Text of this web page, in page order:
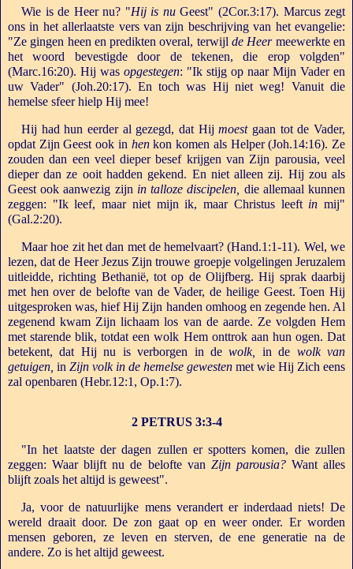
Wie is de Heer nu? "Hij is nuGeest" (2Cor.3:17). Marcus zegt
ons in het allerlaatste vers van zijn beschrijving van het evangelie:
"Ze gingen heen en predikten overal, terwijlde Heermeewerkte en
het woord bevestigde door de tekenen, die erop volgden"
(Marc.16:20). Hij was opgestegen: "Ik stijg op naar Mijn Vader en
uw Vader" (Joh.20:17). En toch was Hij niet weg! Vanuit die
hemelse sfeer hielp Hij mee!
Hij had hun eerder al gezegd, dat Hijmoestgaan tot de Vader,
opdat Zijn Geest ook in henkon komen als Helper (Joh.14:16). Ze
zouden dan een veel dieper besef krijgen van Zijn parousia, veel
dieper dan ze ooit hadden gekend. En niet alleen zij. Hij zou als
Geest ook aanwezig zijn in talloze discipelen, die allemaal kunnen
zeggen: "Ik leef, maar niet mijn ik, maar Christus leeft in mij"
(Gal.2:20).
Maar hoe zit het dan met de hemelvaart? (Hand.1:1-11). Wel, we
lezen, dat de Heer Jezus Zijn trouwe groepje volgelingen Jeruzalem
uitleidde, richting Bethanië, tot op de Olijfberg. Hij sprak daarbij
met hen over de belofte van de Vader, de heilige Geest. Toen Hij
uitgesproken was, hief Hij Zijn handen omhoog en zegende hen. Al
zegenend kwam Zijn lichaam los van de aarde. Ze volgden Hem
met starende blik, totdat een wolk Hem onttrok aan hun ogen. Dat
betekent, dat Hij nu is verborgen in dewolk, in de wolk van
getuigen, in Zijn volk in de hemelse gewesten met wie Hij Zich eens
zal openbaren (Hebr.12:1, Op.1:7).
2 PETRUS 3:3-4
"In het laatste der dagen zullen er spotters komen, die zullen
zeggen: Waar blijft nu de belofte van Zijn parousia?Want alles
blijft zoals het altijd is geweest".
Ja, voor de natuurlijke mens verandert er inderdaad niets! De
wereld draait door. De zon gaat op en weer onder. Er worden
mensen geboren, ze leven en sterven, de ene generatie na de
andere. Zo is het altijd geweest.